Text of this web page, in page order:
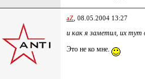
aZ , 08.05.2004 13:27
и как я заметил, их тут
Это не ко мне.